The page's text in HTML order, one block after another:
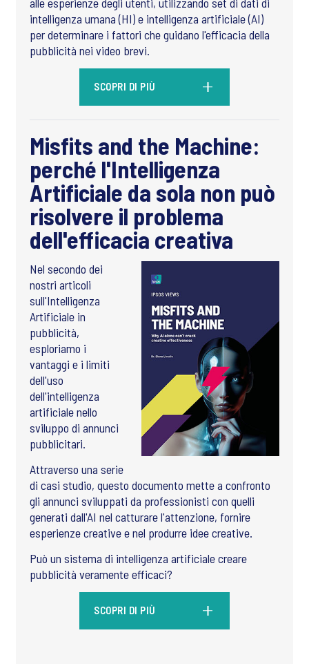
intelligenza umana (HI) e intelligenza artificiale (AI)
per determinare i fattori che guidano l'efficacia della
pubblicità nei video brevi.
SCOPRI DI PIÙ
Misfits and the Machine:
perché l'Intelligenza
Artificiale da sola non può
risolvere il problema
dell'efficacia creativa
Nel secondo dei
nostri articoli
sull'Intelligenza
Artificiale in
pubblicità,
esploriamo i
vantaggi e i limiti
dell'uso
dell'intelligenza
artificiale nello
sviluppo di annunci
pubblicitari.
Attraverso una serie
di casi studio, questo documento mette a confronto
gli annunci sviluppati da professionisti con quelli
generati dall'AI nel catturare l'attenzione, fornire
esperienze creative e nel produrre idee creative.
Può un sistema di intelligenza artificiale creare
pubblicità veramente efficaci?
SCOPRI DI PIÙ